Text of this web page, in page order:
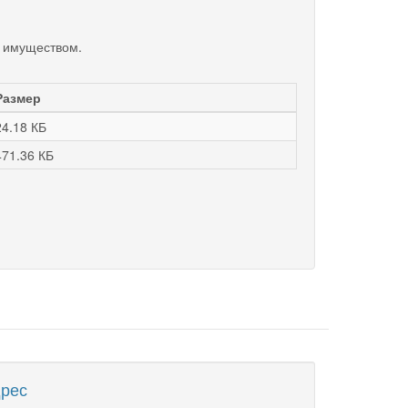
имуществом.
КБ
КБ